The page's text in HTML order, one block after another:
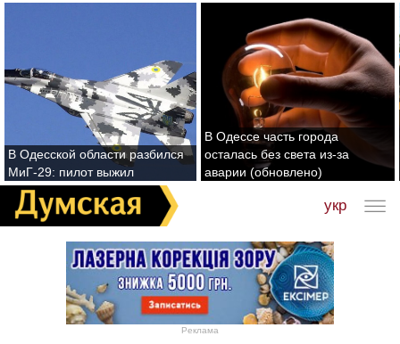
В Одесской области разбился
МиГ-29: пилот выжил
В Одессе часть города
осталась без света из-за
аварии (обновлено)
укр
Реклама